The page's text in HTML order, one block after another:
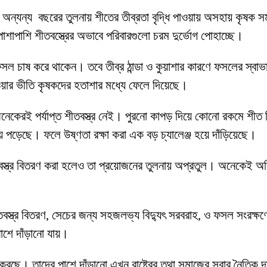
বছরের তুলনায় শীতের তীব্রতা বৃদ্ধি পাওয়ায় অসহায় কৃষক
শীতবস্ত্রের অভাবে পরিবারগুলো চরম দুর্ভোগ পোহাচ্ছে।
চাষ করে থাকেন। তবে তীব্র ঠান্ডা ও কুয়াশার কারণে ফসলের
ভীতি কৃষকদের হতাশার মধ্যে ফেলে দিয়েছে।
পর্যাপ্ত শীতবস্ত্র নেই। পুরনো কাপড় দিয়ে কোনো রকমে শীত
পড়েছে। ফলে উষ্ণতা রক্ষা করা এক বড় চ্যালেঞ্জ হয়ে দাঁড়িয়েছে।
বিতরণ করা হলেও তা প্রয়োজনের তুলনায় অপ্রতুল।
বিতরণ, সেচের জন্য সহজলভ্য বিদ্যুৎ সরবরাহ, ও ফসল
দাঁড়ানো যায়।